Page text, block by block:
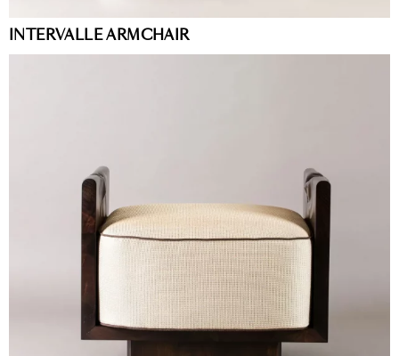
INTERVALLE ARMCHAIR